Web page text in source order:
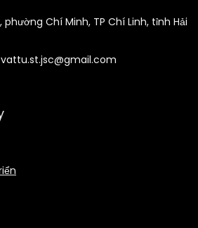
Chí Minh, TP Chí Linh, tỉnh Hải
vattu.st.jsc@gmail.com